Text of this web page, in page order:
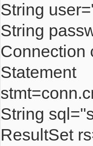
String
String
Connection
Statement
String
ResultSet